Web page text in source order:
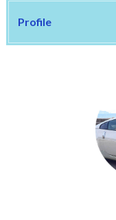
Profile